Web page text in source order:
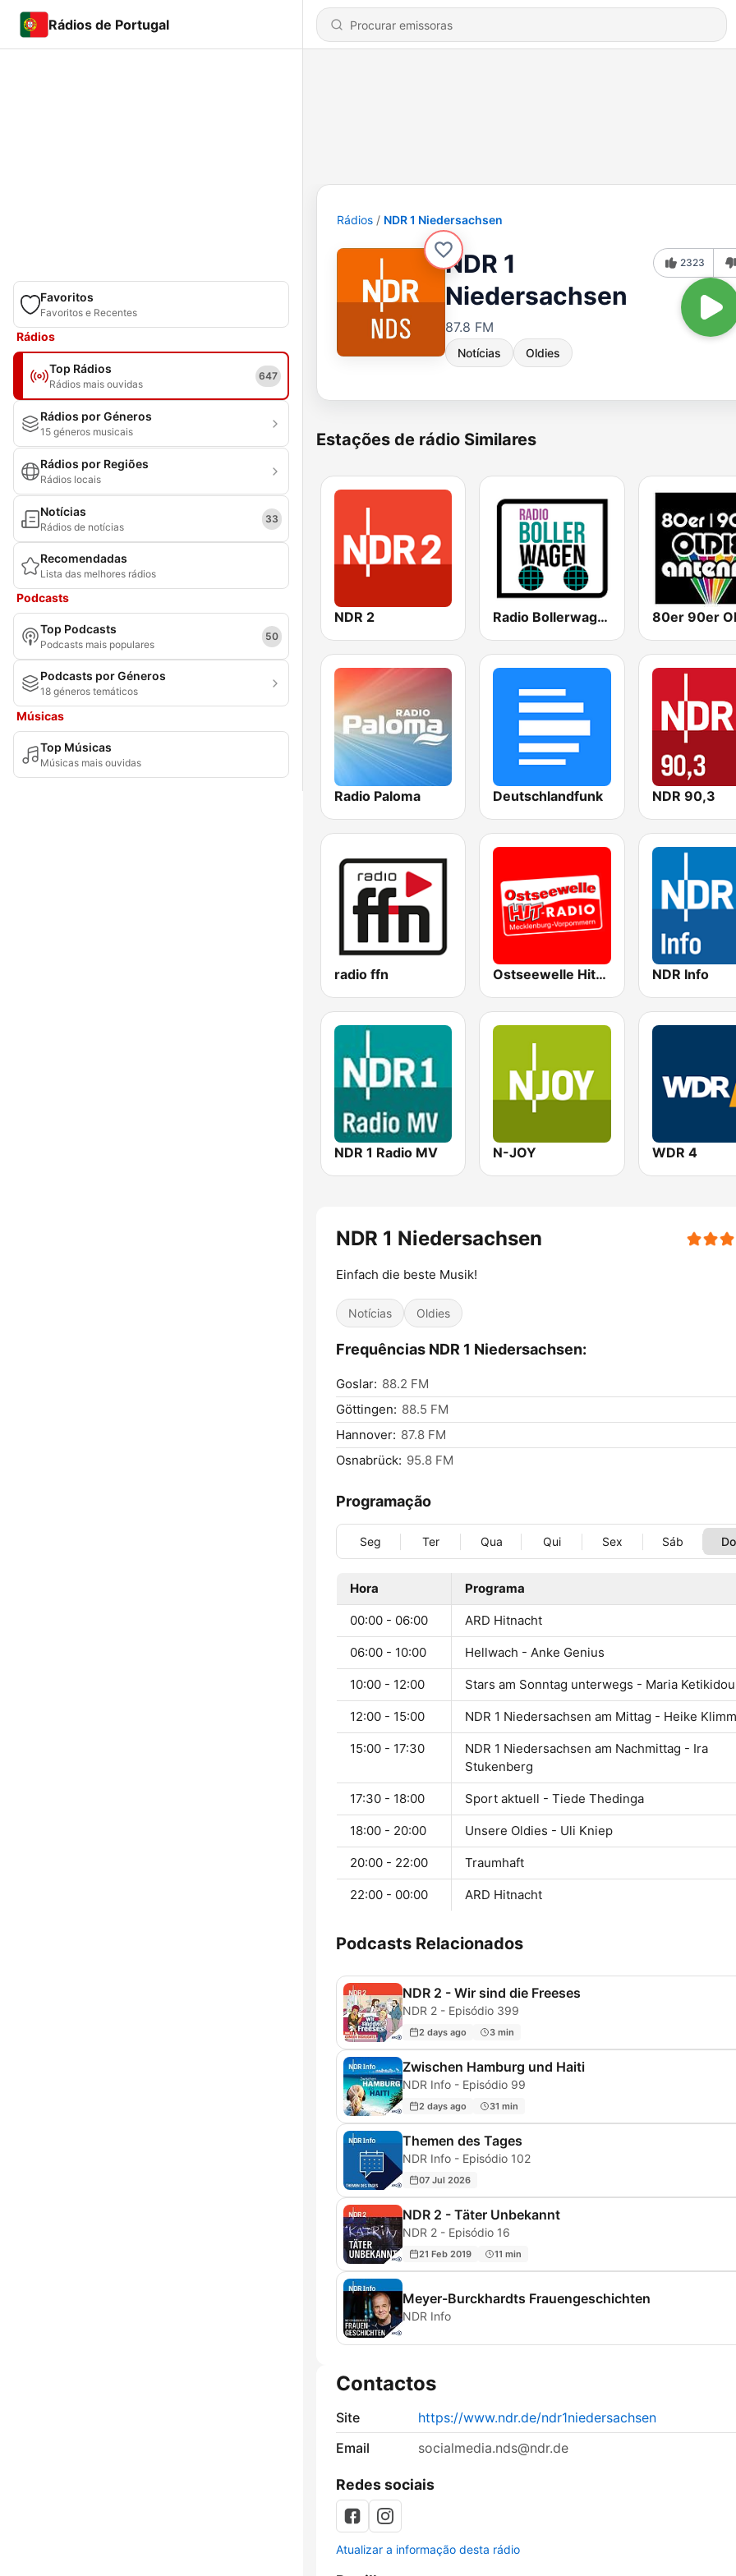
Rádios de Portugal
Favoritos
Favoritos e Recentes
Rádios
Top Rádios
Rádios mais ouvidas
647
Rádios por Géneros
15 géneros musicais
Rádios por Regiões
Rádios locais
Notícias
Rádios de notícias
33
Recomendadas
Lista das melhores rádios
Podcasts
Top Podcasts
Podcasts mais populares
50
Podcasts por Géneros
18 géneros temáticos
Músicas
Top Músicas
Músicas mais ouvidas
Rádios NDR 1 Niedersachsen
NDR 1
Niedersachsen
87.8 FM
Notícias Oldies
2323
Estações de rádio Similares
NDR 2 Radio Bollerwagen
Radio Paloma Deutschlandfunk NDR 90,3
radio ffn Ostseewelle Hit-Radio 105.6 NDR Info
NDR 1 Radio MV N-JOY WDR 4
NDR 1 Niedersachsen
Einfach die beste Musik!
Notícias Oldies
Frequências NDR 1 Niedersachsen:
Goslar: 88.2 FM
Göttingen: 88.5 FM
Hannover: 87.8 FM
Osnabrück: 95.8 FM
Programação
Seg Ter Qua Qui Sex Sáb
Hora Programa
00:00 - 06:00 ARD Hitnacht
06:00 - 10:00 Hellwach - Anke Genius
10:00 - 12:00 Stars am Sonntag unterwegs - Maria Ketikidou
12:00 - 15:00 NDR 1 Niedersachsen am Mittag - Heike
15:00 - 17:30
NDR 1 Niedersachsen am Nachmittag - Ira
Stukenberg
17:30 - 18:00 Sport aktuell - Tiede Thedinga
18:00 - 20:00 Unsere Oldies - Uli Kniep
20:00 - 22:00 Traumhaft
22:00 - 00:00 ARD Hitnacht
Podcasts Relacionados
NDR 2 - Wir sind die Freeses
NDR 2 - Episódio 399
2 days ago 3 min
Zwischen Hamburg und Haiti
NDR Info - Episódio 99
2 days ago 31 min
Themen des Tages
NDR Info - Episódio 102
07 Jul 2026
NDR 2 - Täter Unbekannt
NDR 2 - Episódio 16
21 Feb 2019 11 min
Meyer-Burckhardts Frauengeschichten
NDR Info
Contactos
Site
https://www.ndr.de/ndr1niedersachsen
Email
socialmedia.nds@ndr.de
Redes sociais
Atualizar a informação desta rádio